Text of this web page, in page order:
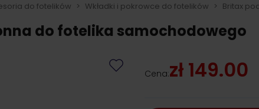
do fotelików > Wkładki i pokrowce do fotelików > Britax
do fotelika samochodowego
Cena:zł 149.00